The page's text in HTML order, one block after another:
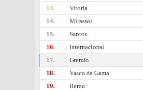
13.
Vitoria
14.
Mirassol
15.
Santos
16.
Internacional
17.
Gremio
18.
Vasco da Gama
19.
Remo